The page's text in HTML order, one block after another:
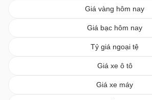
Giá vàng hôm nay
Giá bạc hôm nay
Tỷ giá ngoại tệ
Giá xe ô tô
Giá xe máy